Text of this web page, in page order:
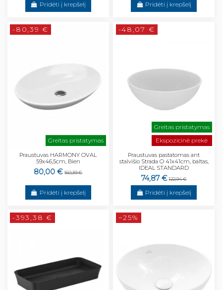
Pridėti į krepšelį Pridėti į krepšelį
-80,39 €
Greitas pristatymas
Praustuvas HARMONY OVAL
59x46,5cm, Bien
80,00 € 160,39 €
Pridėti į krepšelį
-48,07 €
Greitas pristatymas
Ekspozicinė prekė
Praustuvas pastatomas ant
stalvišio Strada O 41x41cm, baltas,
IDEAL STANDARD
74,87 € 122,94 €
Pridėti į krepšelį
-393,38 € −25%